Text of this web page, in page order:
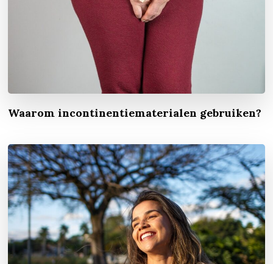
Waarom incontinentiematerialen gebruiken?